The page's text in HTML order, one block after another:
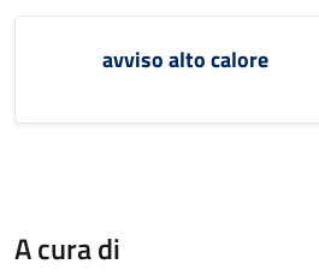
avviso alto calore
A cura di